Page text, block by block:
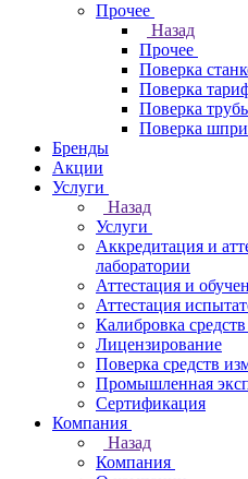
Прочее
Назад
Прочее
Поверка
Поверка
Поверка
Поверка
Бренды
Акции
Услуги
Назад
Услуги
Аккредитация и
лаборатории
Аттестация и
Аттестация
Калибровка
Лицензирование
Поверка средств
Промышленная
Сертификация
Компания
Назад
Компания